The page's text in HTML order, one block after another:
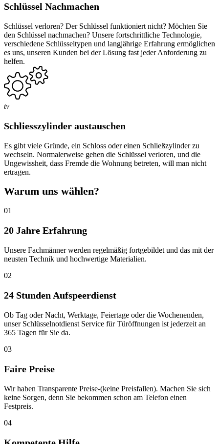
Schlüssel Nachmachen
Schlüssel verloren? Der Schlüssel funktioniert nicht? Möchten Sie
den Schlüssel nachmachen? Unsere fortschrittliche Technologie,
verschiedene Schlüsseltypen und langjährige Erfahrung ermöglichen
es uns, unseren Kunden bei der Lösung fast jeder Anforderung zu
helfen.
tv
Schliesszylinder austauschen
Es gibt viele Gründe, ein Schloss oder einen Schließzylinder zu
wechseln. Normalerweise gehen die Schlüssel verloren, und die
Ungewissheit, dass Fremde die Wohnung betreten, will man nicht
ertragen.
Warum uns wählen?
01
20 Jahre Erfahrung
Unsere Fachmänner werden regelmäßig fortgebildet und das mit der
neusten Technik und hochwertige Materialien.
02
24 Stunden Aufspeerdienst
Ob Tag oder Nacht, Werktage, Feiertage oder die Wochenenden,
unser Schlüsselnotdienst Service für Türöffnungen ist jederzeit an
365 Tagen für Sie da.
03
Faire Preise
Wir haben Transparente Preise-(keine Preisfallen). Machen Sie sich
keine Sorgen, denn Sie bekommen schon am Telefon einen
Festpreis.
04